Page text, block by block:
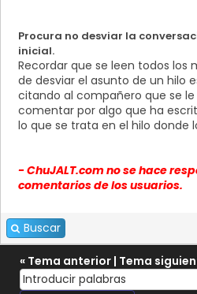
Procura no desviar la
inicial.
Recordar que se leen todos los
de desviar el asunto de un hilo
citando al compañero que se
comentar por algo que ha
lo que se trata en el hilo donde
- ChuJALT.com no se hace
comentarios de los usuarios.
Buscar
« Tema anterior | Tema